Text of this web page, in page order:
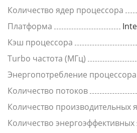
Количество ядер процессора
Платформа
Кэш процессора
Turbo частота (МГц)
Энергопотребление процессора
Количество потоков
Количество производительных
Количество энергоэффективных